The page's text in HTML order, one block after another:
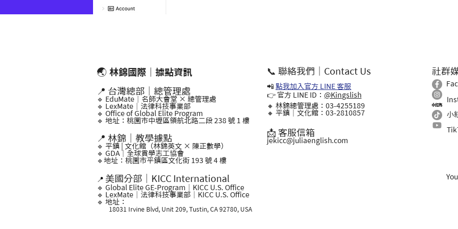
🌏 林錦國際｜據點資訊
📍 台灣總部｜總管理處
🔹 EduMate｜名師大會堂 × 總管理處
🔹 LexMate｜法律科技事業部
🔹 Office of Global Elite Program
🔹 地址：桃園市中壢區領航北路二段 238 號 1 樓
📍 林錦｜教學據點
🔹 平鎮 | 文化館（林錦英文 × 陳正數學）
🔹 GDA｜全球貢學志工協會
🔹地址：桃園市平鎮區文化街 193 號 4 樓
📍 美國分部｜KICC International
🔹 Global Elite GE-Program｜KICC U.S. Office
🔹 LexMate｜法律科技事業部｜KICC U.S. Office
🔹 地址：
18031 Irvine Blvd, Unit 209, Tustin, CA 92780, USA
📞 聯絡我們｜Contact Us
📲 點我加入官方 LINE 客服
👉 官方 LINE ID：@Kingslish
🔸 林錦總管理處：03-4255189
🔸 平鎮｜文化館：03-2810857
📩 客服信箱
jekicc@juliaenglish.com
社群
小